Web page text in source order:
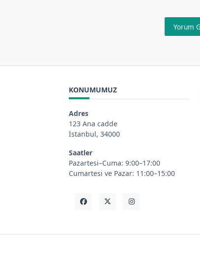
KONUMUMUZ
Adres
123 Ana cadde
İstanbul, 34000
Saatler
Pazartesi–Cuma: 9:00–17:00
Cumartesi ve Pazar: 11:00–15:00